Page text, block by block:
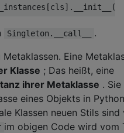
_instances [cls]. __init__ (*
Singleton.__call__
.
Eine
Klasse ; Das heißt, eine
ihrer Metaklasse . Sie
eines Objekts in
Klassen neuen Stils sind
im obigen Code wird vom